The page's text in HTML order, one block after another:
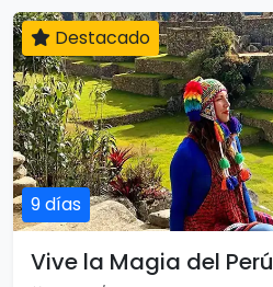
9 días
Destacado
Vive la Magia del Perú